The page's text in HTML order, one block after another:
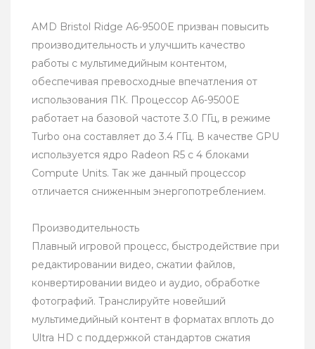
AMD Bristol Ridge A6-9500E призван повысить
производительность и улучшить качество
работы с мультимедийным контентом,
обеспечивая превосходные впечатления от
использования ПК. Процессор A6-9500E
работает на базовой частоте 3.0 ГГц, в режиме
Turbo она составляет до 3.4 ГГц. В качестве GPU
используется ядро Radeon R5 с 4 блоками
Compute Units. Так же данный процессор
отличается сниженным энергопотреблением.
Производительность
Плавный игровой процесс, быстродействие при
редактировании видео, сжатии файлов,
конвертировании видео и аудио, обработке
фотографий. Транслируйте новейший
мультимедийный контент в форматах вплоть до
Ultra HD с поддержкой стандартов сжатия